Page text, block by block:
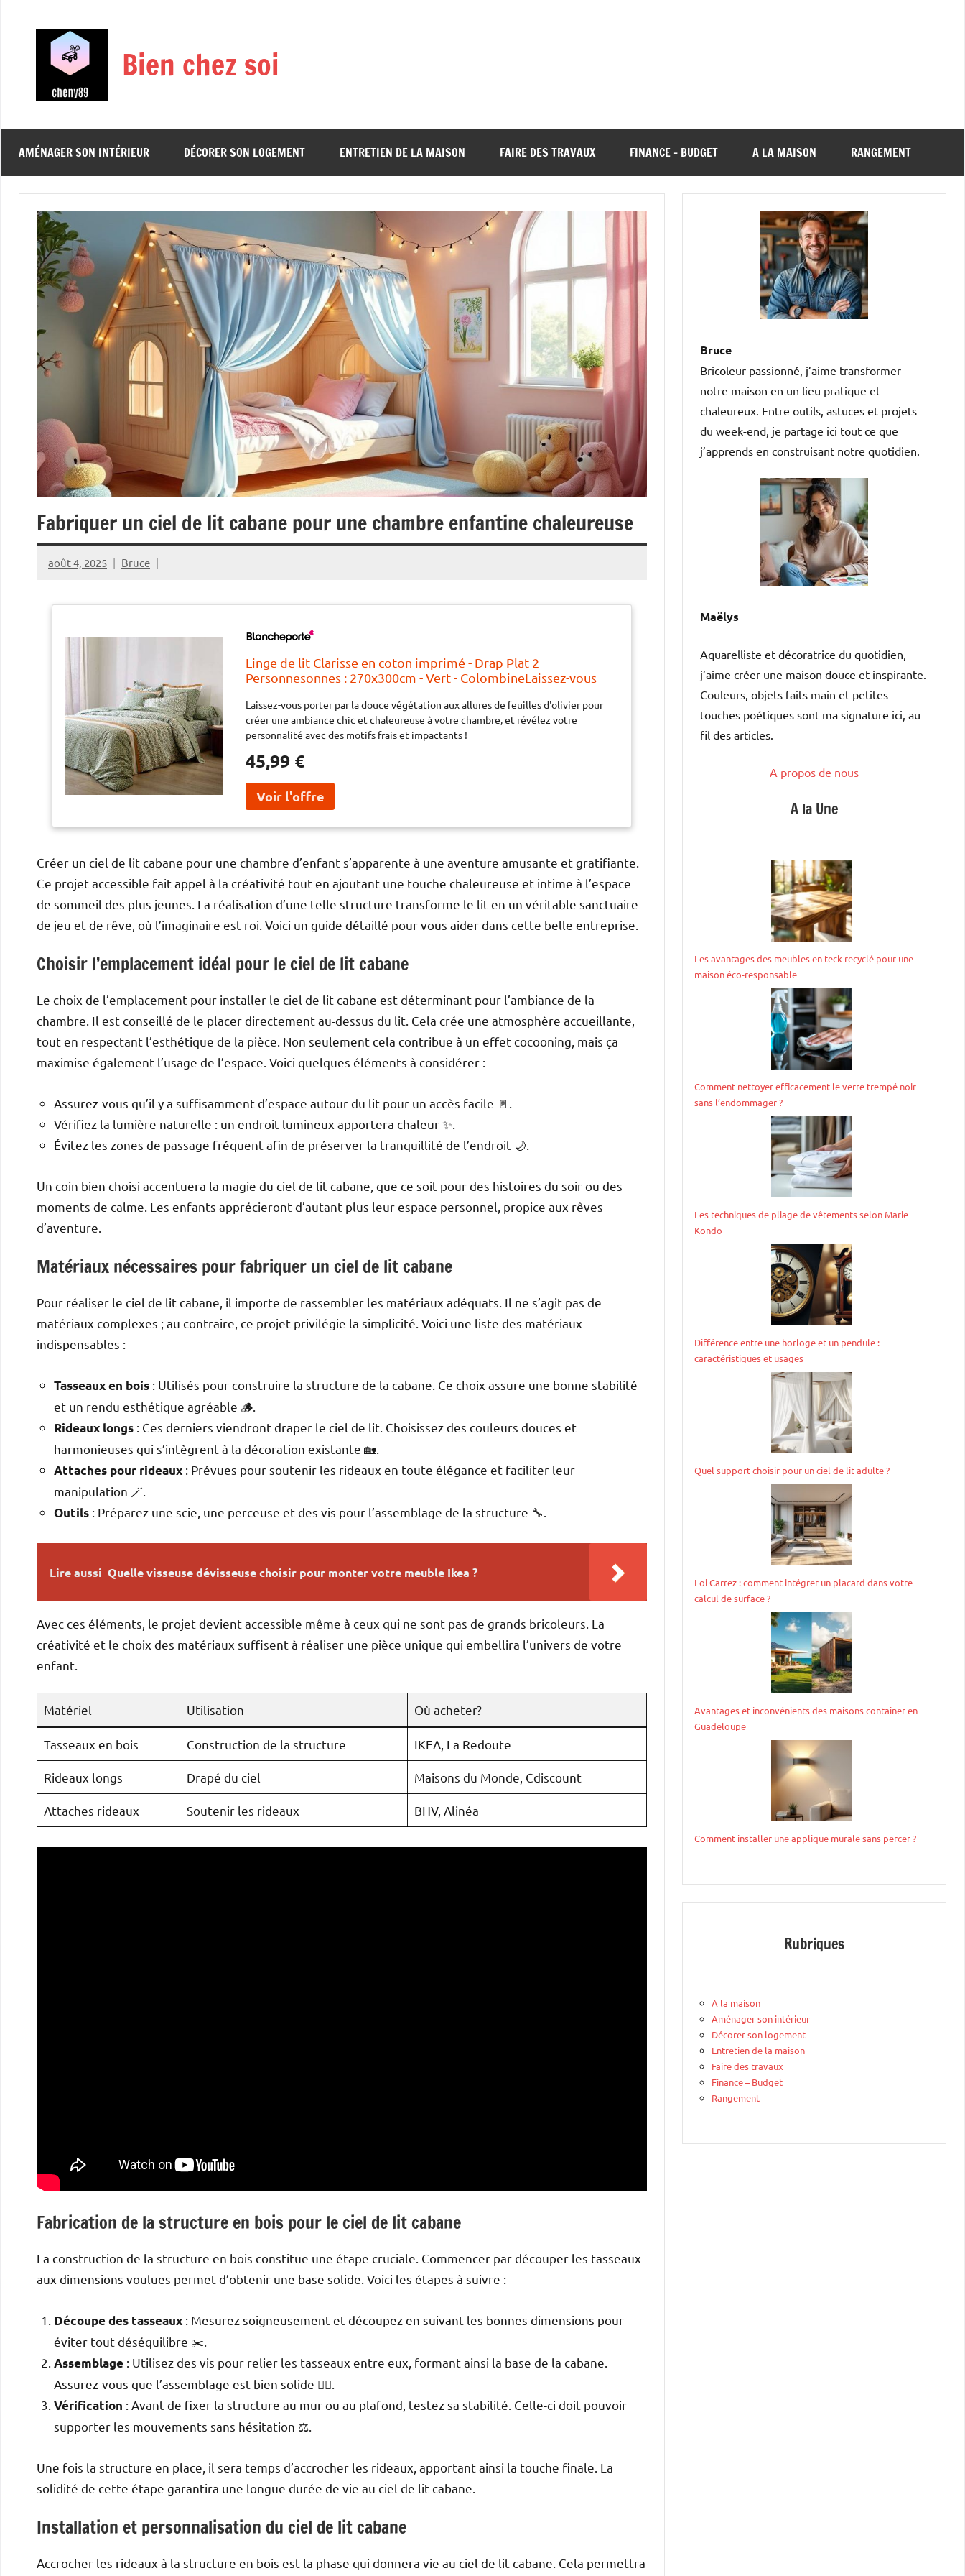
Bien chez soi
AMÉNAGER SON INTÉRIEUR DÉCORER SON LOGEMENT ENTRETIEN DE LA MAISON FAIRE DES TRAVAUX FINANCE – BUDGET A LA MAISON RANGEMENT
Fabriquer un ciel de lit cabane pour une chambre enfantine chaleureuse
août 4, 2025 Bruce
Linge de lit Clarisse en coton imprimé - Drap Plat 2
Personnesonnes : 270x300cm - Vert - ColombineLaissez-vous
pour créer une ambiance chic et chaleureuse à votre chambre,
et révélez votre p
Laissez-vous porter par la douce végétation aux allures de feuilles d'olivier pour
créer une ambiance chic et chaleureuse à votre chambre, et révélez votre
personnalité avec des motifs frais et impactants !
45,99 €
Créer un ciel de lit cabane pour une chambre d’enfant s’apparente à une aventure amusante et gratifiante.
Ce projet accessible fait appel à la créativité tout en ajoutant une touche chaleureuse et intime à l’espace
de sommeil des plus jeunes. La réalisation d’une telle structure transforme le lit en un véritable sanctuaire
de jeu et de rêve, où l’imaginaire est roi. Voici un guide détaillé pour vous aider dans cette belle entreprise.
Choisir l’emplacement idéal pour le ciel de lit cabane
Le choix de l’emplacement pour installer le ciel de lit cabane est déterminant pour l’ambiance de la
chambre. Il est conseillé de le placer directement au-dessus du lit. Cela crée une atmosphère accueillante,
tout en respectant l’esthétique de la pièce. Non seulement cela contribue à un effet cocooning, mais ça
maximise également l’usage de l’espace. Voici quelques éléments à considérer :
Assurez-vous qu’il y a suffisamment d’espace autour du lit pour un accès facile 🚪.
Vérifiez la lumière naturelle : un endroit lumineux apportera chaleur ✨.
Évitez les zones de passage fréquent afin de préserver la tranquillité de l’endroit 🌙.
Un coin bien choisi accentuera la magie du ciel de lit cabane, que ce soit pour des histoires du soir ou des
moments de calme. Les enfants apprécieront d’autant plus leur espace personnel, propice aux rêves
d’aventure.
Matériaux nécessaires pour fabriquer un ciel de lit cabane
Pour réaliser le ciel de lit cabane, il importe de rassembler les matériaux adéquats. Il ne s’agit pas de
matériaux complexes ; au contraire, ce projet privilégie la simplicité. Voici une liste des matériaux
indispensables :
Tasseaux en bois : Utilisés pour construire la structure de la cabane. Ce choix assure une bonne stabilité
et un rendu esthétique agréable 🪵.
Rideaux longs : Ces derniers viendront draper le ciel de lit. Choisissez des couleurs douces et
harmonieuses qui s’intègrent à la décoration existante 🏡.
Attaches pour rideaux : Prévues pour soutenir les rideaux en toute élégance et faciliter leur
manipulation 🪄.
Outils : Préparez une scie, une perceuse et des vis pour l’assemblage de la structure 🔧.
Lire aussi Quelle visseuse dévisseuse choisir pour monter votre meuble Ikea ?
Avec ces éléments, le projet devient accessible même à ceux qui ne sont pas de grands bricoleurs. La
créativité et le choix des matériaux suffisent à réaliser une pièce unique qui embellira l’univers de votre
enfant.
Matériel Utilisation Où acheter?
Tasseaux en bois Construction de la structure IKEA, La Redoute
Rideaux longs Drapé du ciel Maisons du Monde, Cdiscount
Attaches rideaux Soutenir les rideaux BHV, Alinéa
Fabrication de la structure en bois pour le ciel de lit cabane
La construction de la structure en bois constitue une étape cruciale. Commencer par découper les tasseaux
aux dimensions voulues permet d’obtenir une base solide. Voici les étapes à suivre :
Découpe des tasseaux : Mesurez soigneusement et découpez en suivant les bonnes dimensions pour
éviter tout déséquilibre ✂️.
Assemblage : Utilisez des vis pour relier les tasseaux entre eux, formant ainsi la base de la cabane.
Assurez-vous que l’assemblage est bien solide 👷‍♂️.
Vérification : Avant de fixer la structure au mur ou au plafond, testez sa stabilité. Celle-ci doit pouvoir
supporter les mouvements sans hésitation ⚖️.
Une fois la structure en place, il sera temps d’accrocher les rideaux, apportant ainsi la touche finale. La
solidité de cette étape garantira une longue durée de vie au ciel de lit cabane.
Installation et personnalisation du ciel de lit cabane
Accrocher les rideaux à la structure en bois est la phase qui donnera vie au ciel de lit cabane. Cela permettra
Bruce
Bricoleur passionné, j’aime transformer
notre maison en un lieu pratique et
chaleureux. Entre outils, astuces et projets
du week-end, je partage ici tout ce que
j’apprends en construisant notre quotidien.
Maëlys
Aquarelliste et décoratrice du quotidien,
j’aime créer une maison douce et inspirante.
Couleurs, objets faits main et petites
touches poétiques sont ma signature ici, au
fil des articles.
A propos de nous
A la Une
Les avantages des meubles en teck recyclé pour une
maison éco-responsable
Comment nettoyer efficacement le verre trempé noir
sans l’endommager ?
Les techniques de pliage de vêtements selon Marie
Kondo
Différence entre une horloge et un pendule :
caractéristiques et usages
Quel support choisir pour un ciel de lit adulte ?
Loi Carrez : comment intégrer un placard dans votre
calcul de surface ?
Avantages et inconvénients des maisons container en
Guadeloupe
Comment installer une applique murale sans percer ?
Rubriques
A la maison
Aménager son intérieur
Décorer son logement
Entretien de la maison
Faire des travaux
Finance – Budget
Rangement